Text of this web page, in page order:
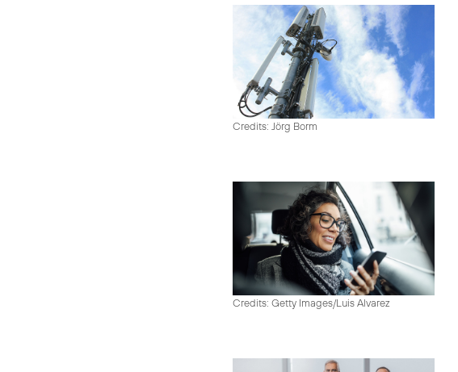
Credits: Jörg Borm
Credits: Getty Images/Luis Alvarez